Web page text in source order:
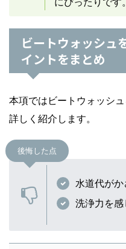
ビートウォッシュ
イントをまとめ
本項ではビートウォッシ
詳しく紹介します。
後悔した点
水道代がか
洗浄力を感